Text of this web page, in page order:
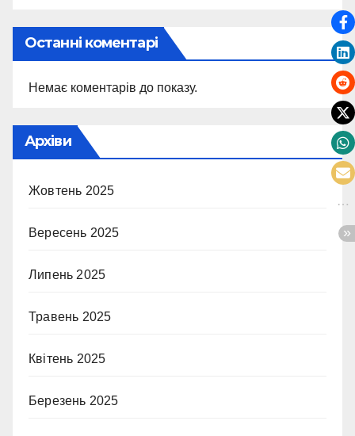
Останні коментарі
Немає коментарів до показу.
Архіви
Жовтень 2025
Вересень 2025
Липень 2025
Травень 2025
Квітень 2025
Березень 2025